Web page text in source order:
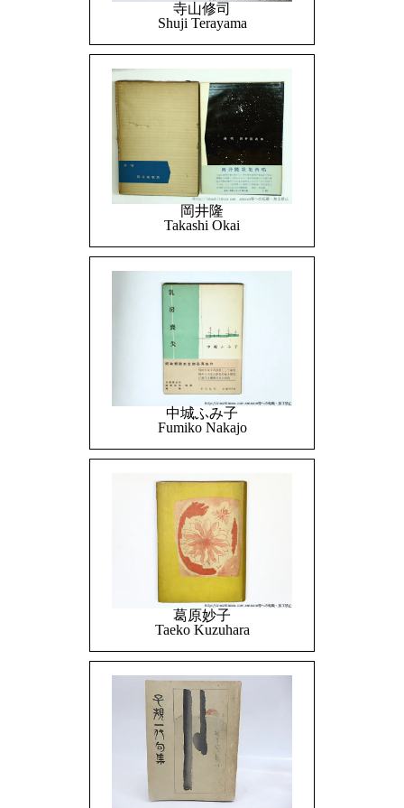
寺山修司
Shuji Terayama
岡井隆
Takashi Okai
中城ふみ子
Fumiko Nakajo
葛原妙子
Taeko Kuzuhara